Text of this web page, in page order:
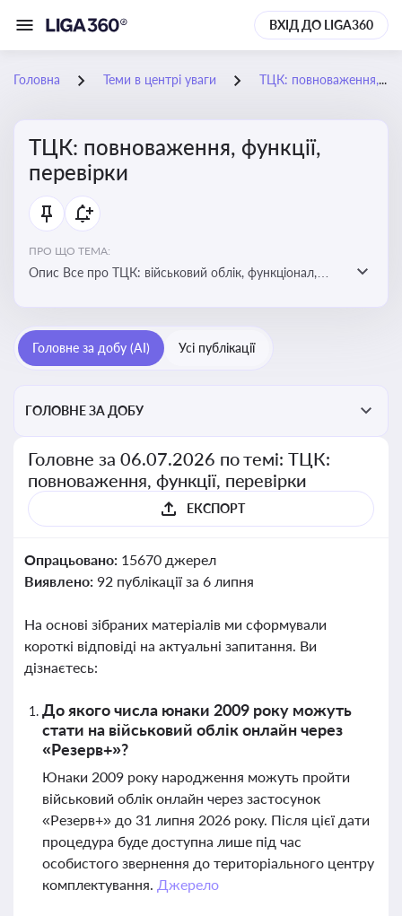
ВХІД ДО LIGA360
Головна Теми в центрі уваги ТЦК: повноваження, функції, перевірки
ТЦК: повноваження, функції,
перевірки
ПРО ЩО ТЕМА:
Опис Все про ТЦК: військовий облік, функціонал,
Головне за добу (AI) Усі публікації
ГОЛОВНЕ ЗА ДОБУ
Головне за 06.07.2026 по темі: ТЦК:
повноваження, функції, перевірки
ЕКСПОРТ
Опрацьовано: 15670 джерел
Виявлено: 92 публікації за 6 липня
На основі зібраних матеріалів ми сформували
короткі відповіді на актуальні запитання. Ви
дізнаєтесь:
До якого числа юнаки 2009 року можуть
стати на військовий облік онлайн через
«Резерв+»?
Юнаки 2009 року народження можуть пройти
військовий облік онлайн через застосунок
«Резерв+» до 31 липня 2026 року. Після цієї дати
процедура буде доступна лише під час
особистого звернення до територіального центру
комплектування. Джерело